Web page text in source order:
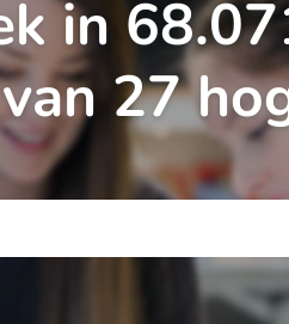
in
van 27